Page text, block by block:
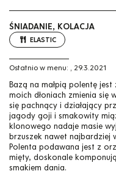
ŚNIADANIE, KOLACJA
ELASTIC
Ostatnio w menu: , 29.3.2021
Bazą na małpią polentę
moich dłoniach zmienia się
się pachnący i działający
jagody goji i smakowity
klonowego nadaje masie
brzuszek nawet najbardziej
Polenta podawana jest z
mięty, doskonale
smakiem dania.